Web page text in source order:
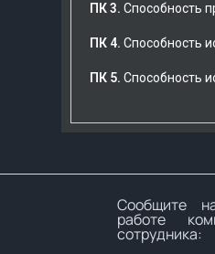
ПК 3. Способность
ПК 4. Способность
ПК 5. Способность
Сообщите
работе
сотрудника: